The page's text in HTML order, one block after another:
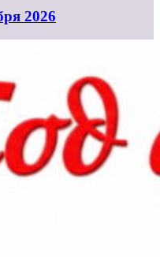
2026